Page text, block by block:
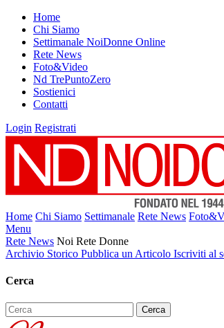
Home
Chi Siamo
Settimanale NoiDonne Online
Rete News
Foto&Video
Nd TrePuntoZero
Sostienici
Contatti
Login Registrati
Home Chi Siamo Settimanale Rete News
Menu
Rete News Noi Rete Donne
Archivio Storico Pubblica un Articolo Iscriviti al
Cerca